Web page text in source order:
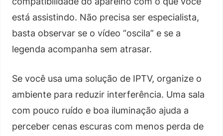
está assistindo. Não precisa ser especialista,
basta observar se o vídeo “oscila” e se a
legenda acompanha sem atrasar.
Se você usa uma solução de IPTV, organize o
ambiente para reduzir interferência. Uma sala
com pouco ruído e boa iluminação ajuda a
perceber cenas escuras com menos perda de